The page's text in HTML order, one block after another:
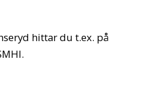
hittar du t.ex. på